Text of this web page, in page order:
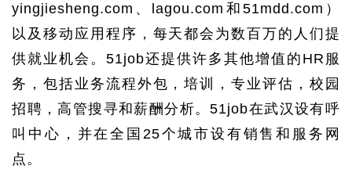
yingjiesheng.com、lagou.com和51mdd.com）
以及移动应用程序，每天都会为数百万的人们提
供就业机会。51job还提供许多其他增值的HR服
务，包括业务流程外包，培训，专业评估，校园
招聘，高管搜寻和薪酬分析。51job在武汉设有呼
叫中心，并在全国25个城市设有销售和服务网
点。